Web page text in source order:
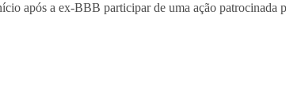
após a ex-BBB participar de uma ação